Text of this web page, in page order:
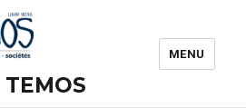
MENU